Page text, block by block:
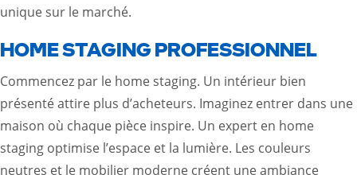
unique sur le marché.
HOME STAGING PROFESSIONNEL
Commencez par le home staging. Un intérieur bien
présenté attire plus d’acheteurs. Imaginez entrer dans une
maison où chaque pièce inspire. Un expert en home
staging optimise l’espace et la lumière. Les couleurs
neutres et le mobilier moderne créent une ambiance